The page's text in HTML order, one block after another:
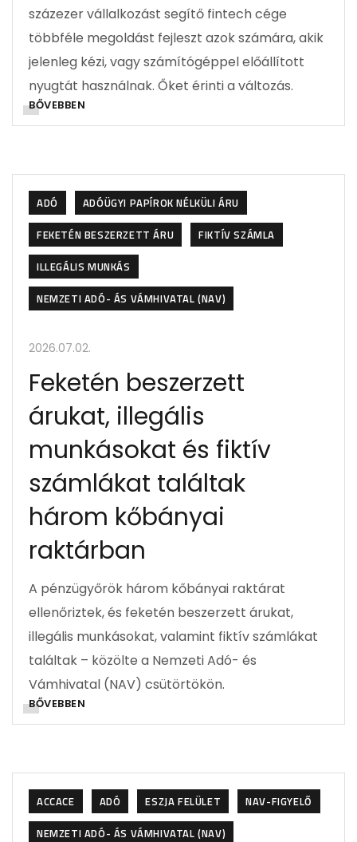
százezer vállalkozást segítő fintech cége
többféle megoldást fejleszt azok számára, akik
jelenleg kézi, vagy számítógéppel előállított
nyugtát használnak. Őket érinti a változás.
BŐVEBBEN
ADÓ
ADÓÜGYI PAPÍROK NÉLKÜLI ÁRU
FEKETÉN BESZERZETT ÁRU
FIKTÍV SZÁMLA
ILLEGÁLIS MUNKÁS
NEMZETI ADÓ- ÁS VÁMHIVATAL (NAV)
2026.07.02.
Feketén beszerzett
árukat, illegális
munkásokat és fiktív
számlákat találtak
három kőbányai
raktárban
A pénzügyőrök három kőbányai raktárat
ellenőriztek, és feketén beszerzett árukat,
illegális munkásokat, valamint fiktív számlákat
találtak – közölte a Nemzeti Adó- és
Vámhivatal (NAV) csütörtökön.
BŐVEBBEN
ACCACE ADÓ ESZJA FELÜLET
NAV-FIGYELŐ
NEMZETI ADÓ- ÁS VÁMHIVATAL (NAV)